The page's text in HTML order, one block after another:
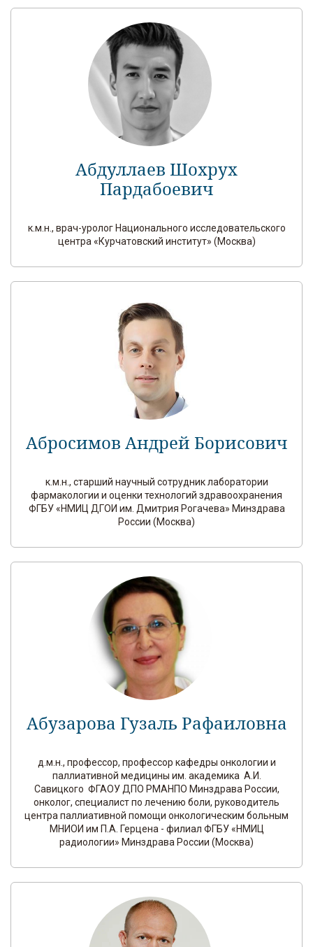
Абдуллаев Шохрух
Пардабоевич
к.м.н., врач-уролог Национального исследовательского
центра «Курчатовский институт» (Москва)
Абросимов Андрей Борисович
к.м.н., старший научный сотрудник лаборатории
фармакологии и оценки технологий здравоохранения
ФГБУ «НМИЦ ДГОИ им. Дмитрия Рогачева» Минздрава
России (Москва)
Абузарова Гузаль Рафаиловна
д.м.н., профессор, профессор кафедры онкологии и
паллиативной медицины им. академика А.И.
Савицкого ФГАОУ ДПО РМАНПО Минздрава России,
онколог, специалист по лечению боли, руководитель
центра паллиативной помощи онкологическим больным
МНИОИ им П.А. Герцена - филиал ФГБУ «НМИЦ
радиологии» Минздрава России (Москва)